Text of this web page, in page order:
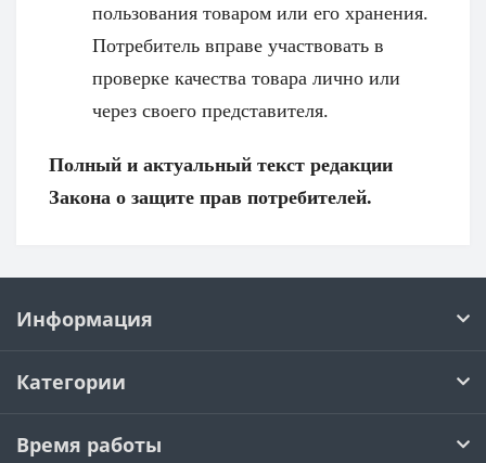
пользования товаром или его хранения.
Потребитель вправе участвовать в
проверке качества товара лично или
через своего представителя.
Полный и актуальный текст редакции
Закона о защите прав потребителей.
Информация
Категории
Время работы